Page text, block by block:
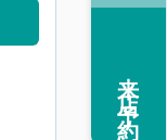
来店予約